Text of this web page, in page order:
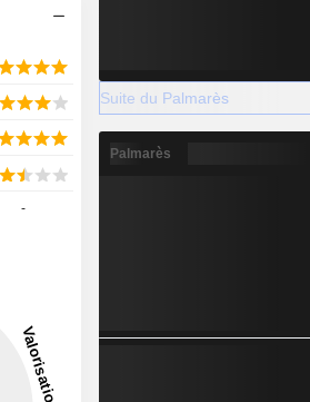
-
Suite du Palmarès
Palmarès